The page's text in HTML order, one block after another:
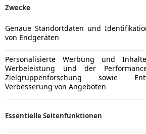
Zwecke
Genaue Standortdaten und
von Endgeräten
Personalisierte Werbung und
Werbeleistung und der
Zielgruppenforschung sowie
Verbesserung von Angeboten
Essentielle Seitenfunktionen